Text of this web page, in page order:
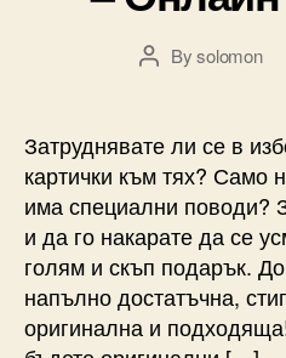
PostBysolomon
Затруднявате ли се в
картички към тях? Само
има специални поводи?
и да го накарате да се
голям и скъп подарък.
напълно достатъчна,
оригинална и